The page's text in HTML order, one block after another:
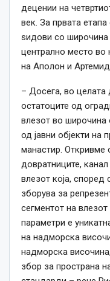
децении на
век. За првата
ѕидови со
централно место во
на Аполон и
– Досега, во целата
остатоците од
влезот во широчина
од јавни објекти на
манастир. Откривме
довратниците,
влезот која, според
зборува за
сегментот на
параметри е
на надморска
надморска
збор за пространа